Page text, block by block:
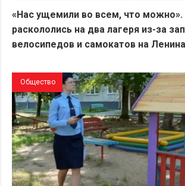
«Нас ущемили во всем, что можно».
раскололись на два лагеря из-за
велосипедов и самокатов на Ленина
Общество